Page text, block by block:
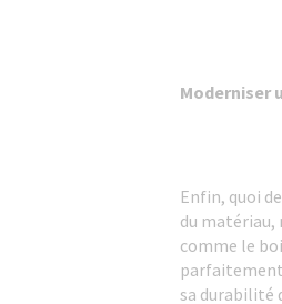
Moderniser
Enfin, quoi
du matériau,
comme le
sa durabilité